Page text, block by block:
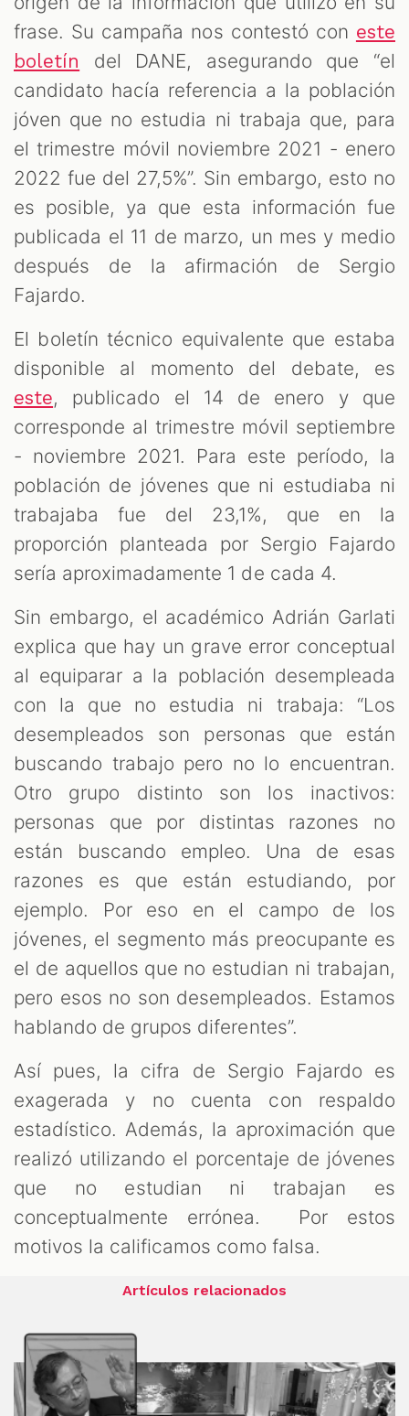
frase. Su campaña nos contestó con este
boletín
del DANE, asegurando que “el
candidato hacía referencia a la población
jóven que no estudia ni trabaja que, para
el trimestre móvil noviembre 2021 - enero
2022 fue del 27,5%”. Sin embargo, esto no
es posible, ya que esta información fue
publicada el 11 de marzo, un mes y medio
después de la afirmación de Sergio
Fajardo.
El boletín técnico equivalente que estaba
disponible al momento del debate, es
este, publicado el 14 de enero y que
corresponde al trimestre móvil septiembre
- noviembre 2021. Para este período, la
población de jóvenes que ni estudiaba ni
trabajaba fue del 23,1%, que en la
proporción planteada por Sergio Fajardo
sería aproximadamente 1 de cada 4.
Sin embargo, el académico Adrián Garlati
explica que hay un grave error conceptual
al equiparar a la población desempleada
con la que no estudia ni trabaja: “Los
desempleados son personas que están
buscando trabajo pero no lo encuentran.
Otro grupo distinto son los inactivos:
personas que por distintas razones no
están buscando empleo. Una de esas
razones es que están estudiando, por
ejemplo. Por eso en el campo de los
jóvenes, el segmento más preocupante es
el de aquellos que no estudian ni trabajan,
pero esos no son desempleados. Estamos
hablando de grupos diferentes”.
Así pues, la cifra de Sergio Fajardo es
exagerada y no cuenta con respaldo
estadístico. Además, la aproximación que
realizó utilizando el porcentaje de jóvenes
que no estudian ni trabajan es
conceptualmente errónea. Por estos
motivos la calificamos como falsa.
Artículos relacionados